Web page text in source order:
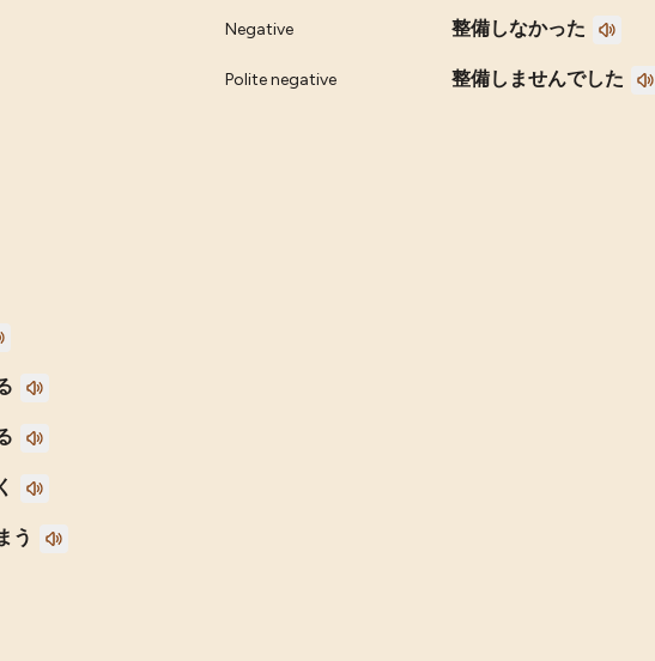
Negative 整備しなかった
Polite negative 整備しませんでした
う